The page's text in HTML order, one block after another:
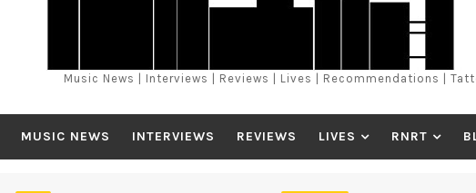
Music News | Interviews | Reviews | Lives | Recommendations |
MUSIC NEWS INTERVIEWS REVIEWS LIVES RNRT